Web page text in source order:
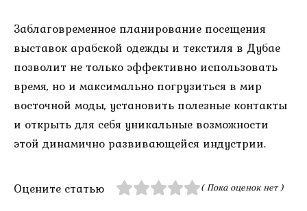
Заблаговременное планирование посещения
выставок арабской одежды и текстиля в Дубае
позволит не только эффективно использовать
время, но и максимально погрузиться в мир
восточной моды, установить полезные контакты
и открыть для себя уникальные возможности
этой динамично развивающейся индустрии.
Оцените статью ( Пока оценок нет )